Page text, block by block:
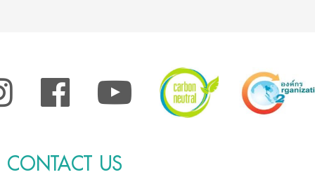
CONTACT US